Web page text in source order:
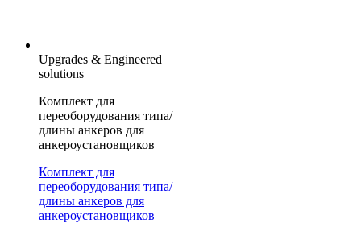
Upgrades & Engineered
solutions
Комплект для
переоборудования типа/
длины анкеров для
анкероустановщиков
Комплект для
переоборудования типа/
длины анкеров для
анкероустановщиков